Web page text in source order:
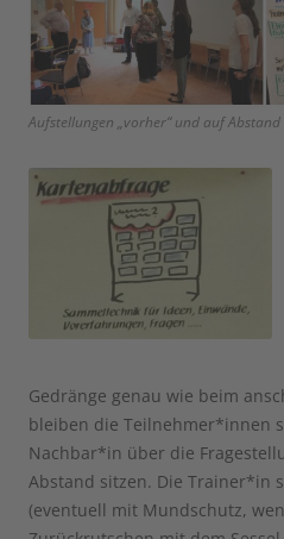
Aufstellungen „vorher“ und auf
Gedränge genau wie beim
bleiben die Teilnehmer*innen
Nachbar*in über die
Abstand sitzen. Die Trainer*in
(eventuell mit Mundschutz,